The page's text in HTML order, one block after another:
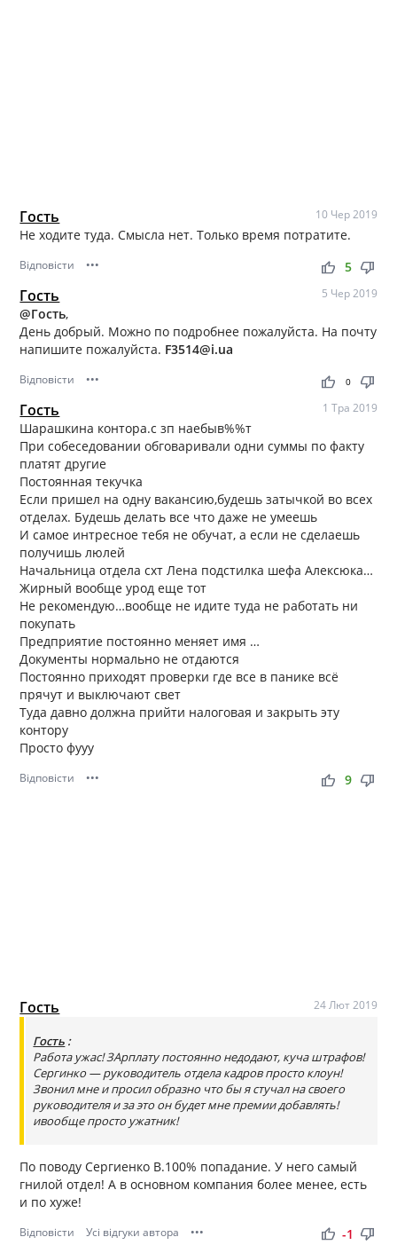
Гость 10 Чер 2019
Не ходите туда. Смысла нет. Только время потратите.
Відповісти ••• thumb_up thumb_down
5
Гость 5 Чер 2019
@Гость,
День добрый. Можно по подробнее пожалуйста. На почту
напишите пожалуйста. F3514@i.ua
Відповісти ••• thumb_up thumb_down
0
Гость 1 Тра 2019
Шарашкина контора.с зп наебыв%%т
При собеседовании обговаривали одни суммы по факту
платят другие
Постоянная текучка
Если пришел на одну вакансию,будешь затычкой во всех
отделах. Будешь делать все что даже не умеешь
И самое интресное тебя не обучат, а если не сделаешь
получишь люлей
Начальница отдела схт Лена подстилка шефа Алексюка…
Жирный вообще урод еще тот
Не рекомендую…вообще не идите туда не работать ни
покупать
Предприятие постоянно меняет имя …
Документы нормально не отдаются
Постоянно приходят проверки где все в панике всё
прячут и выключают свет
Туда давно должна прийти налоговая и закрыть эту
контору
Просто фууу
Відповісти ••• thumb_up thumb_down
9
Гость 24 Лют 2019
Гость :
Работа ужас! ЗАрплату постоянно недодают, куча штрафов!
Сергинко — руководитель отдела кадров просто клоун!
Звонил мне и просил образно что бы я стучал на своего
руководителя и за это он будет мне премии добавлять!
ивообще просто ужатник!
По поводу Сергиенко В.100% попадание. У него самый
гнилой отдел! А в основном компания более менее, есть
и по хуже!
Відповісти Усі відгуки автора ••• thumb_up thumb_down
-1